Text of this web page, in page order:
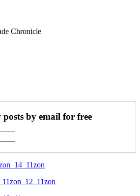
posts by email for free